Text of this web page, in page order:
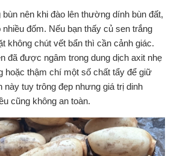
nên khi đào lên thường dính bùn đất,
đốm. Nếu bạn thấy củ sen trắng
không chút vết bẩn thì cần cảnh giác.
đã được ngâm trong dung dịch axit nhẹ
hoặc thậm chí một số chất tẩy để giữ
này tuy trông đẹp nhưng giá trị dinh
cũng không an toàn.